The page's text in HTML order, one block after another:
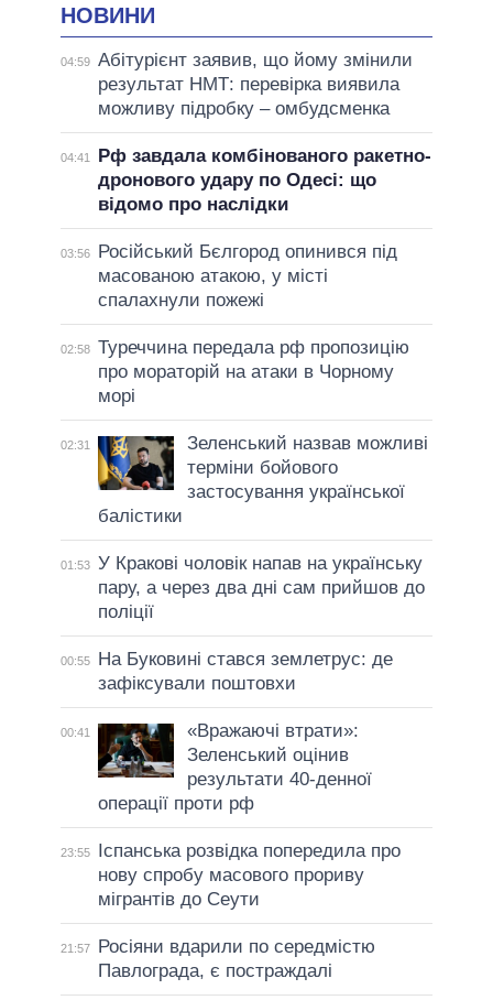
НОВИНИ
04:59 Абітурієнт заявив, що йому змінили
результат НМТ: перевірка виявила
можливу підробку – омбудсменка
04:41
Рф завдала комбінованого ракетно-
дронового удару по Одесі: що
відомо про наслідки
03:56
Російський Бєлгород опинився під
масованою атакою, у місті
спалахнули пожежі
02:58 Туреччина передала рф пропозицію
про мораторій на атаки в Чорному
морі
02:31
Зеленський назвав можливі
терміни бойового
застосування української
балістики
01:53 У Кракові чоловік напав на українську
пару, а через два дні сам прийшов до
поліції
00:55
На Буковині стався землетрус: де
зафіксували поштовхи
00:41
«Вражаючі втрати»:
Зеленський оцінив
результати 40-денної
операції проти рф
23:55
Іспанська розвідка попередила про
нову спробу масового прориву
мігрантів до Сеути
21:57
Росіяни вдарили по середмістю
Павлограда, є постраждалі